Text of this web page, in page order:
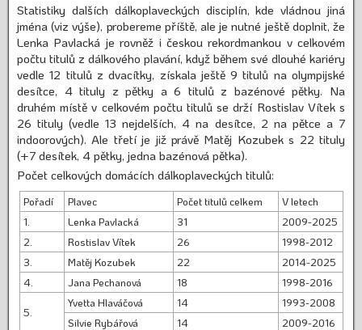
Statistiky dalších dálkoplaveckých disciplín, kde vládnou jiná
jména (viz výše), probereme příště, ale je nutné ještě doplnit, že
Lenka Pavlacká je rovněž i českou rekordmankou v celkovém
počtu titulů z dálkového plavání, když během své dlouhé kariéry
vedle 12 titulů z dvacítky, získala ještě 9 titulů na olympijské
desítce, 4 tituly z pětky a 6 titulů z bazénové pětky. Na
druhém místě v celkovém počtu titulů se drží Rostislav Vítek s
26 tituly (vedle 13 nejdelších, 4 na desítce, 2 na pětce a 7
indoorových). Ale třetí je již právě Matěj Kozubek s 22 tituly
(+7 desítek, 4 pětky, jedna bazénová pětka).
Počet celkových domácích dálkoplaveckých titulů:
Pořadí Plavec Počet titulů celkem
V letech
1.
Lenka Pavlacká 31
2009-2025
2.
Rostislav Vítek 26
1998-2012
3.
Matěj Kozubek 22
2014-2025
4.
Jana Pechanová 18 1998-2016
5.
Yvetta Hlaváčová 14
1993-2008
Silvie Rybářová
14 2009-2016